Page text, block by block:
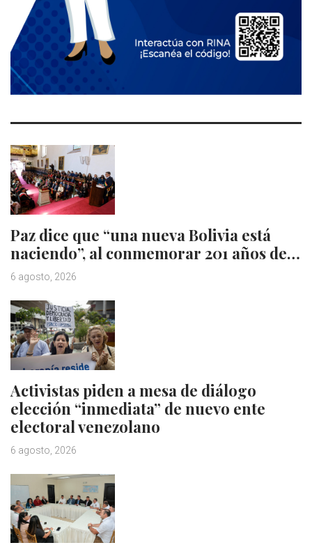
Paz dice que “una nueva Bolivia está
naciendo”, al conmemorar 201 años de…
6 agosto, 2026
Activistas piden a mesa de diálogo
elección “inmediata” de nuevo ente
electoral venezolano
6 agosto, 2026